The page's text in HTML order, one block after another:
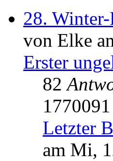
28.
von Elke
Erster
82
1770091
Letzter
am Mi,